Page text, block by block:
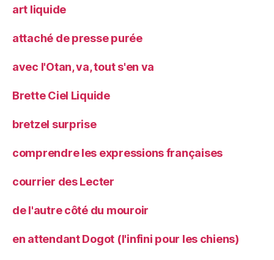
art liquide
attaché de presse purée
avec l'Otan, va, tout s'en va
Brette Ciel Liquide
bretzel surprise
comprendre les expressions françaises
courrier des Lecter
de l'autre côté du mouroir
en attendant Dogot (l'infini pour les chiens)